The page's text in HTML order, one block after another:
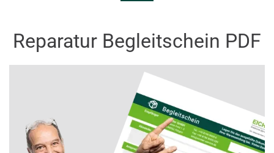
Reparatur Begleitschein PDF